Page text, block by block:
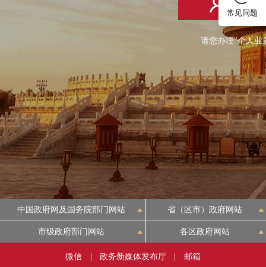
常见问题
个人登
请您办理"个人业
中国政府网及国务院部门网站 省（区市）政府网站
市级政府部门网站 各区政府网站
微信 政务新媒体发布厅 邮箱